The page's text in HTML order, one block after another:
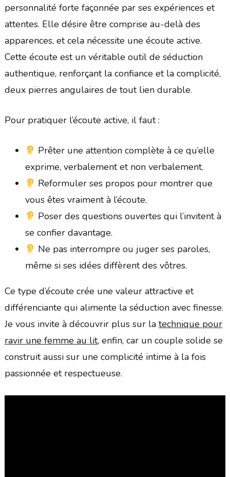
personnalité forte façonnée par ses expériences et
attentes. Elle désire être comprise au-delà des
apparences, et cela nécessite une écoute active.
Cette écoute est un véritable outil de séduction
authentique, renforçant la confiance et la complicité,
deux pierres angulaires de tout lien durable.
Pour pratiquer l’écoute active, il faut :
Prêter une attention complète à ce qu’elle
exprime, verbalement et non verbalement.
Reformuler ses propos pour montrer que
vous êtes vraiment à l’écoute.
Poser des questions ouvertes qui l’invitent à
se confier davantage.
Ne pas interrompre ou juger ses paroles,
même si ses idées diffèrent des vôtres.
Ce type d’écoute crée une valeur attractive et
différenciante qui alimente la séduction avec finesse.
Je vous invite à découvrir plus sur la technique pour
ravir une femme au lit, enfin, car un couple solide se
construit aussi sur une complicité intime à la fois
passionnée et respectueuse.